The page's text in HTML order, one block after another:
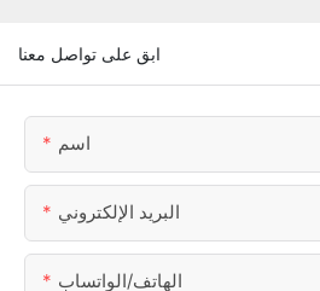
ابق على تواصل معنا
اسم
البريد الإلكتروني
الهاتف/الواتساب